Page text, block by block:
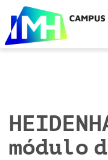
e
módulo